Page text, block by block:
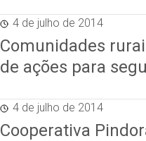
4 de julho de 2014
Comunidades
de ações para
4 de julho de 2014
Cooperativa